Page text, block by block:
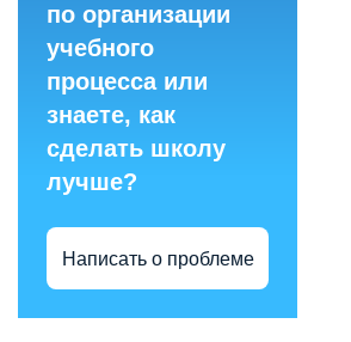
по организации
учебного
процесса или
знаете, как
сделать школу
лучше?
Написать о проблеме